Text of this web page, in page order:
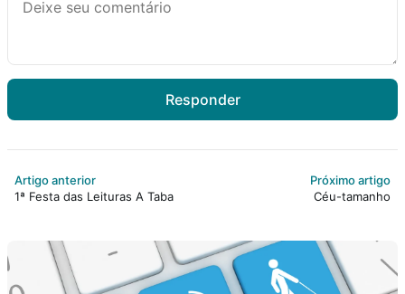
Responder
Artigo anterior
1ª Festa das Leituras A Taba
Próximo artigo
Céu-tamanho